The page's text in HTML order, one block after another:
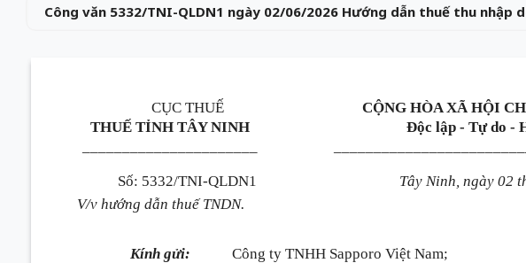
Công văn 5332/TNI-QLDN1 ngày 02/06/2026 Hướng dẫn thuế thu nhập
CỤC THUẾ
THUẾ TỈNH TÂY NINH
CỘNG HÒA XÃ HỘI
Độc lập - Tự do -
Số: 5332/TNI-QLDN1
V/v hướng dẫn thuế TNDN.
Tây Ninh, ngày 02
Kính gửi:
Công ty TNHH Sapporo Việt Nam;